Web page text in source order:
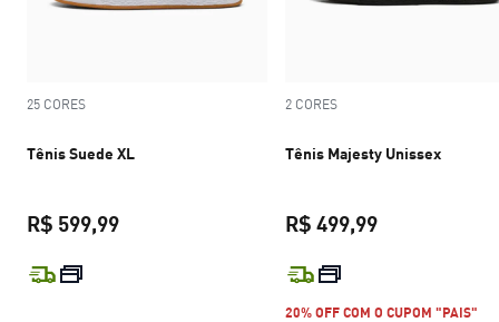
25 CORES
Tênis Suede XL
R$ 599,99
preço atual R$ 599,99
2 CORES
Tênis Majesty Unissex
R$ 499,99
20% OFF COM O CUPOM "PAIS"